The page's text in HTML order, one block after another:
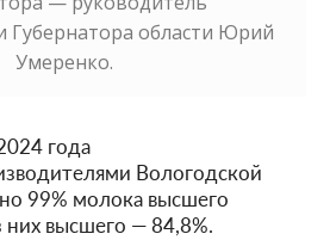
Губернатора области Юрий
Умеренко.
года
Вологодской
99% молока высшего
них высшего — 84,8%.